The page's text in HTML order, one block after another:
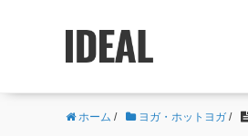
ホーム / ヨガ・ホットヨガ /